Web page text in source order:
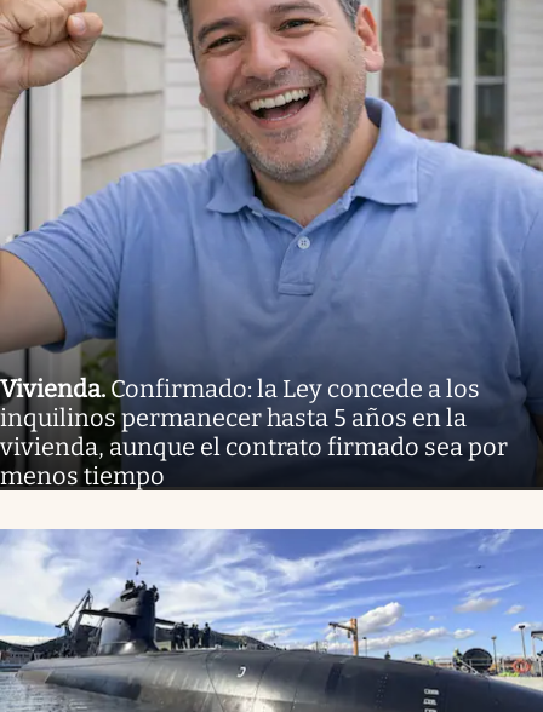
Vivienda.Confirmado: la Ley concede a los
inquilinos permanecer hasta 5 años en la
vivienda, aunque el contrato firmado sea por
menos tiempo